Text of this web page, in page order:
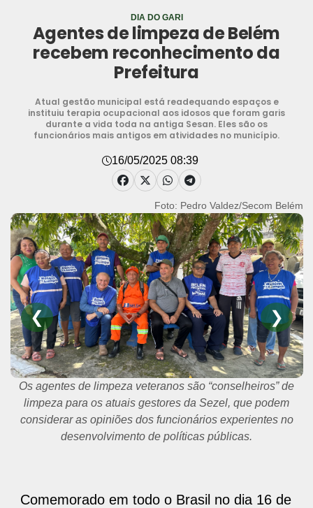
DIA DO GARI
Agentes de limpeza de Belém
recebem reconhecimento da
Prefeitura
Atual gestão municipal está readequando espaços e
instituiu terapia ocupacional aos idosos que foram garis
durante a vida toda na antiga Sesan. Eles são os
funcionários mais antigos em atividades no município.
16/05/2025 08:39
Foto: Pedro Valdez/Secom Belém
❮ ❯
Os agentes de limpeza veteranos são “conselheiros” de
limpeza para os atuais gestores da Sezel, que podem
considerar as opiniões dos funcionários experientes no
desenvolvimento de políticas públicas.
Comemorado em todo o Brasil no dia 16 de